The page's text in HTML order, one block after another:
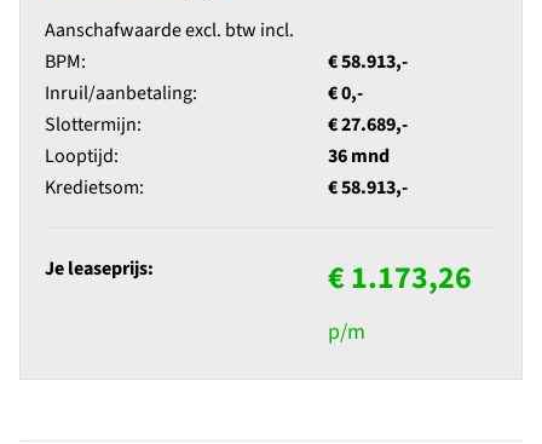
Aanschafwaarde excl. btw incl.
BPM:
€ 58.913,-
Inruil/aanbetaling:
€ 0,-
Slottermijn:
€ 27.689,-
Looptijd:
36 mnd
Kredietsom:
€ 58.913,-
Je leaseprijs: € 1.173,26
p/m